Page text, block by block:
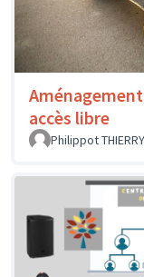
accès libre
Philippot THIERRY